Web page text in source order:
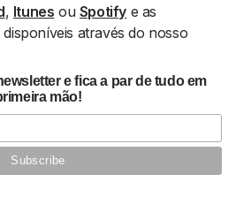
, Itunes ou Spotify e as
através do nosso
e fica a par de tudo em
mão!